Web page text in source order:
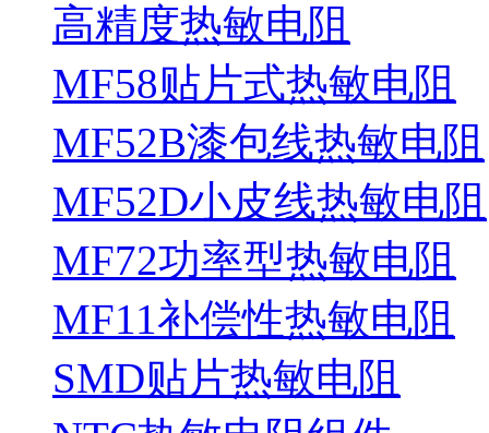
高精度热敏电阻
MF58贴片式热敏电阻
MF52B漆包线热敏电阻
MF52D小皮线热敏电阻
MF72功率型热敏电阻
MF11补偿性热敏电阻
SMD贴片热敏电阻